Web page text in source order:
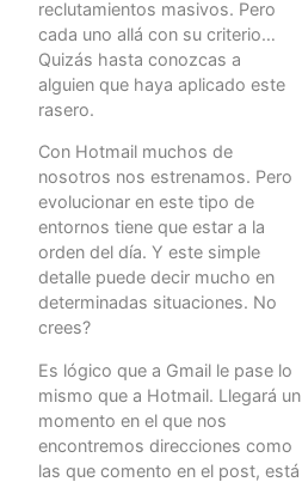
reclutamientos masivos. Pero
cada uno allá con su criterio…
Quizás hasta conozcas a
alguien que haya aplicado este
rasero.
Con Hotmail muchos de
nosotros nos estrenamos. Pero
evolucionar en este tipo de
entornos tiene que estar a la
orden del día. Y este simple
detalle puede decir mucho en
determinadas situaciones. No
crees?
Es lógico que a Gmail le pase lo
mismo que a Hotmail. Llegará un
momento en el que nos
encontremos direcciones como
las que comento en el post, está